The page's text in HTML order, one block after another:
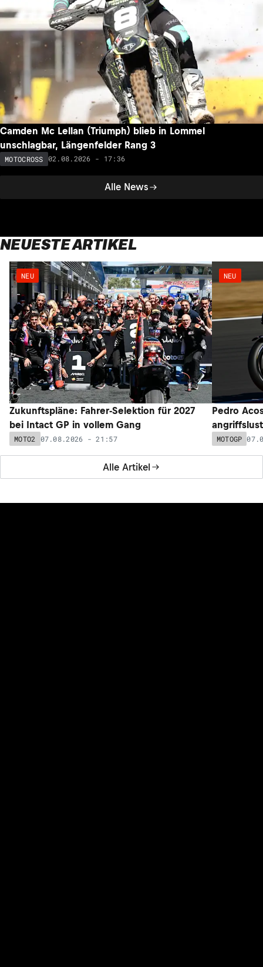
Alle News
Camden Mc Lellan (Triumph) blieb in Lommel
unschlagbar, Längenfelder Rang 3
MOTOCROSS 02.08.2026 - 17:36
NEUESTE ARTIKEL
Alle Artikel
NEU
Zukunftspläne: Fahrer-Selektion für 2027
bei Intact GP in vollem Gang
MOTO2 07.08.2026 - 21:57
NEU
Pedro
MOTOGP